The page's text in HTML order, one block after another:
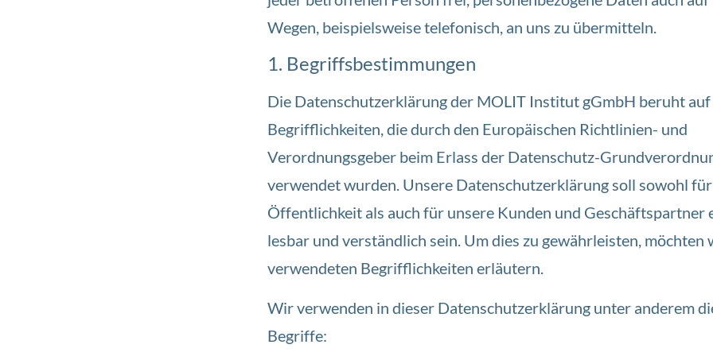
Wegen, beispielsweise telefonisch, an uns zu übermitteln.
1. Begriffsbestimmungen
Die Datenschutzerklärung der MOLIT Institut gGmbH beruht auf
Begrifflichkeiten, die durch den Europäischen Richtlinien- und
Verordnungsgeber beim Erlass der Datenschutz-
verwendet wurden. Unsere Datenschutzerklärung soll sowohl
Öffentlichkeit als auch für unsere Kunden und Geschäftspartner
lesbar und verständlich sein. Um dies zu gewährleisten, möchten
verwendeten Begrifflichkeiten erläutern.
Wir verwenden in dieser Datenschutzerklärung unter anderem
Begriffe: